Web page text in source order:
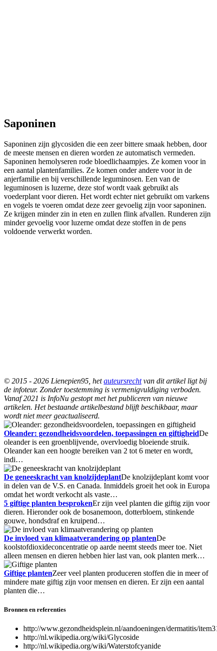
Saponinen
Saponinen zijn glycosiden die een zeer bittere smaak hebben, door
de meeste mensen en dieren worden ze automatisch vermeden.
Saponinen hemolyseren rode bloedlichaampjes. Ze komen voor in
een aantal plantenfamilies. Ze komen onder andere voor in de
anjerfamilie en bij verschillende leguminosen. Een van de
leguminosen is luzerne, deze stof wordt vaak gebruikt als
voederplant voor dieren. Het wordt echter niet gebruikt om varkens
en vogels te voeren omdat deze zeer gevoelig zijn voor saponinen.
Ze krijgen minder zin in eten en zullen flink afvallen. Runderen zijn
minder gevoelig voor luzerne omdat deze stoffen in de pens
voldoende verwerkt worden.
© 2015 - 2026 Lienepien95, hetauteursrechtvan dit artikel ligt bij
de infoteur. Zonder toestemming is vermenigvuldiging verboden.
Vanaf 2021 is InfoNu gestopt met het publiceren van nieuwe
artikelen. Het bestaande artikelbestand blijft beschikbaar, maar
wordt niet meer geactualiseerd.
Oleander: gezondheidsvoordelen, toepassingen en giftigheidDe
oleander is een groenblijvende, overvloedig bloeiende struik.
Oleander kan een hoogte bereiken van 2 tot 6 meter en wordt,
indi…
De geneeskracht van knolzijdeplantDe knolzijdeplant komt voor
in delen van de V.S. en Canada. Inmiddels groeit het ook in Europa
omdat het wordt verkocht als vaste…
5 giftige planten besprokenEr zijn veel planten die giftig zijn voor
dieren. Hieronder ook de bosanemoon, dotterbloem, stinkende
gouwe, hondsdraf en kruipend…
De invloed van klimaatverandering op plantenDe
koolstofdioxideconcentratie op aarde neemt steeds meer toe. Niet
alleen mensen en dieren hebben hier last van, ook planten merk…
Giftige plantenZeer veel planten produceren stoffen die in meer of
mindere mate giftig zijn voor mensen en dieren. Er zijn een aantal
planten die…
Bronnen en referenties
http://www.gezondheidsplein.nl/aandoeningen/dermatitis/
http://nl.wikipedia.org/wiki/Glycoside
http://nl.wikipedia.org/wiki/Waterstofcyanide